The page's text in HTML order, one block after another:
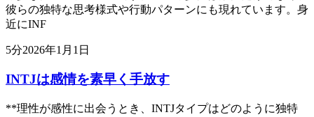
彼らの独特な思考様式や行動パターンにも現れています。身
近にINF
5分2026年1月1日
INTJは感情を素早く手放す
**理性が感性に出会うとき、INTJタイプはどのように独特